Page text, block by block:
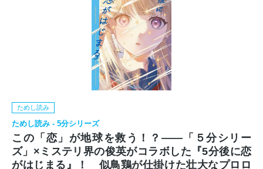
ためし読み
ためし読み - 5分シリーズ
この「恋」が地球を救う！？――「５分シリー
ズ」×ミステリ界の俊英がコラボした『5分後に恋
がはじまる』！ 似鳥鶏が仕掛けた壮大なプロロ